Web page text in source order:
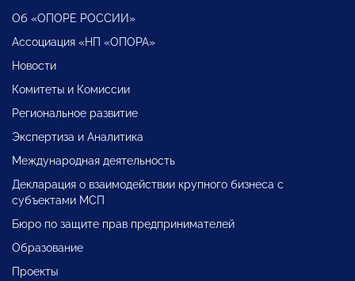
Об «ОПОРЕ РОССИИ»
Ассоциация «НП «ОПОРА»
Новости
Комитеты и Комиссии
Региональное развитие
Экспертиза и Аналитика
Международная деятельность
Декларация о взаимодействии крупного бизнеса с
субъектами МСП
Бюро по защите прав предпринимателей
Образование
Проекты